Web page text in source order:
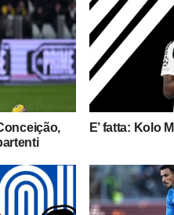
E’ fatta: Kolo